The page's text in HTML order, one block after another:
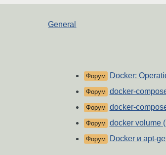
General
Форум Docker:
Форум docker-
Форум docker-
Форум docker volume
Форум Docker и apt-